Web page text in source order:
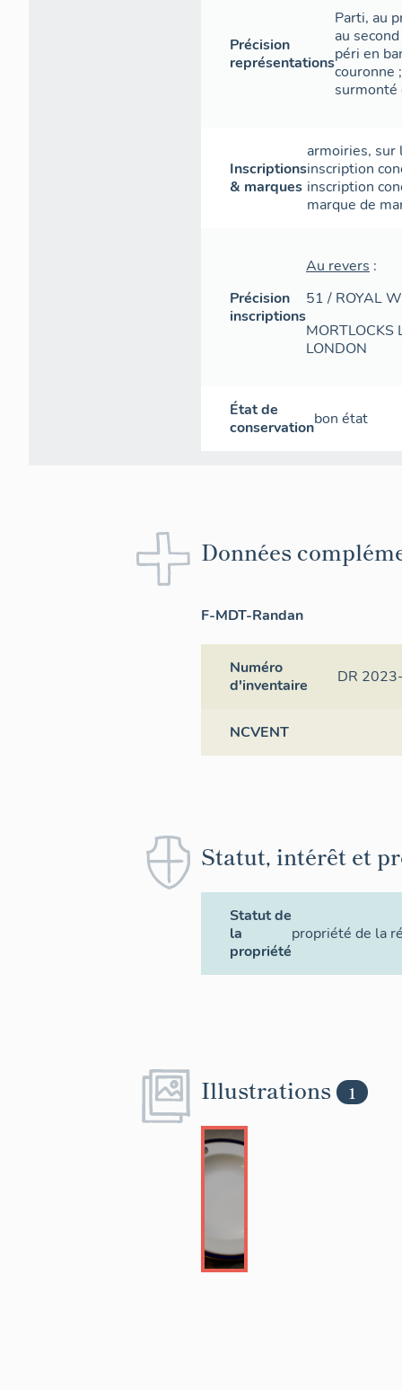
Précision
représentations
Parti, au
au
péri en
couronne
surmonté
Inscriptions
& marques
armoiries, sur
inscription
inscription
marque de
Précision
inscriptions
Au revers :
51 / ROYAL
MORTLOCKS
LONDON
État de
conservationbon état
Données
F-MDT-Randan
Numéro
d'inventaire
DR
NCVENT
Statut, intérêt et
Statut de
la
propriété
propriété de la
Illustrations 1